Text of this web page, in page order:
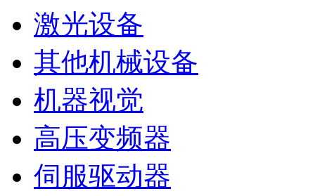
激光设备
其他机械设备
机器视觉
高压变频器
伺服驱动器